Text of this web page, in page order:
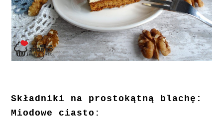
Składniki na prostokątną blachę:
Miodowe ciasto: